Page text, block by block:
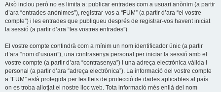
Això inclou però no es limita a: publicar entrades com a usuari anònim (a partir
d’ara “entrades anònimes”), registrar-vos a “FUM” (a partir d’ara “el vostre
compte”) i les entrades que publiqueu després de registrar-vos havent iniciat
la sessió (a partir d’ara “les vostres entrades”).
El vostre compte contindrà com a mínim un nom identificador únic (a partir
d’ara “nom d’usuari”), una contrasenya personal per iniciar la sessió amb el
vostre compte (a partir d’ara “contrasenya”) i una adreça electrònica vàlida i
personal (a partir d’ara “adreça electrònica”). La informació del vostre compte
a “FUM” està protegida per les lleis de protecció de dades aplicables al país
on es troba allotjat el nostre lloc web. Tota informació més enllà del nom